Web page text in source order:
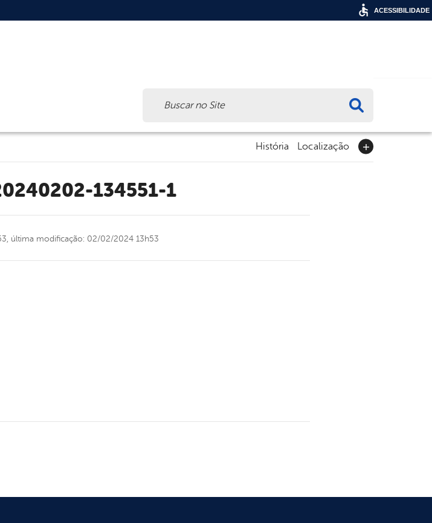
História Localização
134551-1
última modificação: 02/02/2024 13h53
ACESSIBILIDADE